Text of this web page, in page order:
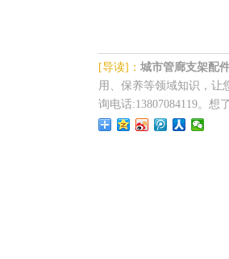
[导读]： 城市管廊支架配
用、保养等领域知识，让
询电话:13807084119。想